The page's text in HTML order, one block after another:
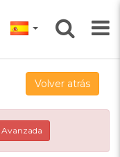
Volver atrás
Avanzada